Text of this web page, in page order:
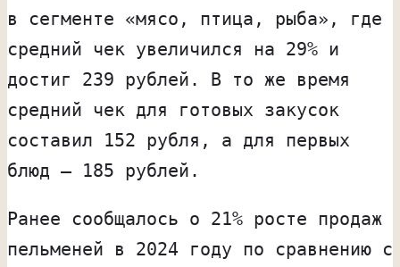
в сегменте «мясо, птица, рыба», где
средний чек увеличился на 29% и
достиг 239 рублей. В то же время
средний чек для готовых закусок
составил 152 рубля, а для первых
блюд — 185 рублей.
Ранее сообщалось о 21% росте продаж
пельменей в 2024 году по сравнению с